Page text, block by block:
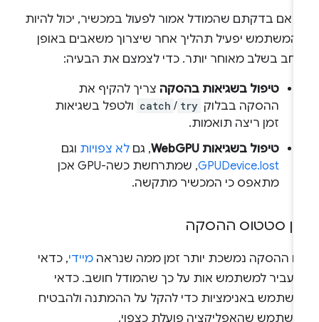
אם בדקתם שהמודל אמור לפעול במכשיר, יכול להיות
יפעיל תהליך אחר שיצרוך משאבים באופן
בשלב מאוחר יותר. כדי לצמצם את הבעיה:
טיפול בשגיאות בהסקהצריך להקיף את
ההסקה בבלוק try
/
catch ולטפל בשגיאות
זמן ריצה תואמות.
טיפול בשגיאות WebGPU
, גם לא צפויותוגם
GPUDevice.lost
, שמתרחשת כשה-GPU אכן
מתאפס כי המכשיר מתקשה.
סטטוס ההסקה
ההסקה נמשכת יותר זמן ממה שנראהמיידי, כדאי
למשתמש אות על כך שהמודל חושב. כדאי
באנימציות כדי להקל על ההמתנה ולהבטיח
שהאפליקציה פועלת כצפוי.